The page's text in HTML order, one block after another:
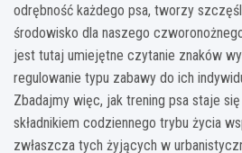
odrębność każdego psa, tworzy
środowisko dla naszego
jest tutaj umiejętne czytanie znaków
regulowanie typu zabawy do ich
Zbadajmy więc, jak trening psa staje
składnikiem codziennego trybu życia
zwłaszcza tych żyjących w